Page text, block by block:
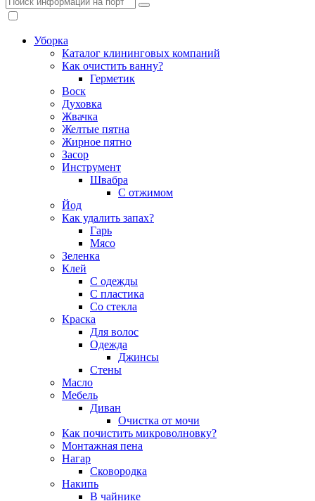
Уборка
Каталог клининговых компаний
Как очистить ванну?
Герметик
Воск
Духовка
Жвачка
Желтые пятна
Жирное пятно
Засор
Инструмент
Швабра
С отжимом
Йод
Как удалить запах?
Гарь
Мясо
Зеленка
Клей
С одежды
С пластика
Со стекла
Краска
Для волос
Одежда
Джинсы
Стены
Масло
Мебель
Диван
Очистка от мочи
Как почистить микроволновку?
Монтажная пена
Нагар
Сковородка
Накипь
В чайнике